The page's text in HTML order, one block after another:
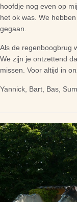
hoofdje nog even op
het ok was. We
gegaan.
Als de regenboogbrug
We zijn je ontzettend
missen. Voor altijd in
Yannick, Bart, Bas,